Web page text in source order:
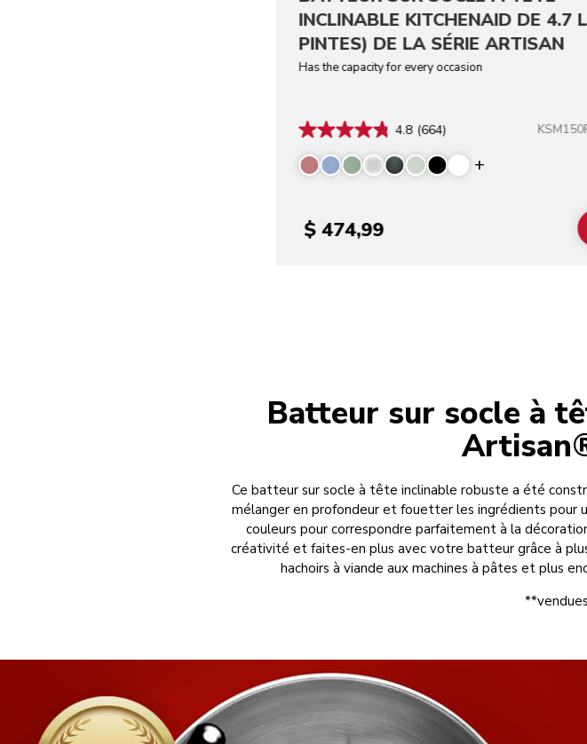
INCLINABLE KITCHENAID DE 4.7
PINTES) DE LA SÉRIE ARTISAN
Has the capacity for every occasion
4.8 (664)
Display more
$ 474,99
Batteur sur socle à
Ce batteur sur socle à tête inclinable robuste a été
mélanger en profondeur et fouetter les ingrédients pour
couleurs pour correspondre parfaitement à la
créativité et faites-en plus avec votre batteur grâce à
hachoirs à viande aux machines à pâtes et plus